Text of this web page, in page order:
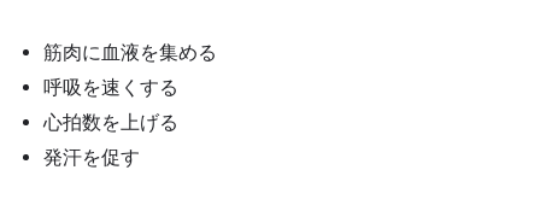
筋肉に血液を集める
呼吸を速くする
心拍数を上げる
発汗を促す